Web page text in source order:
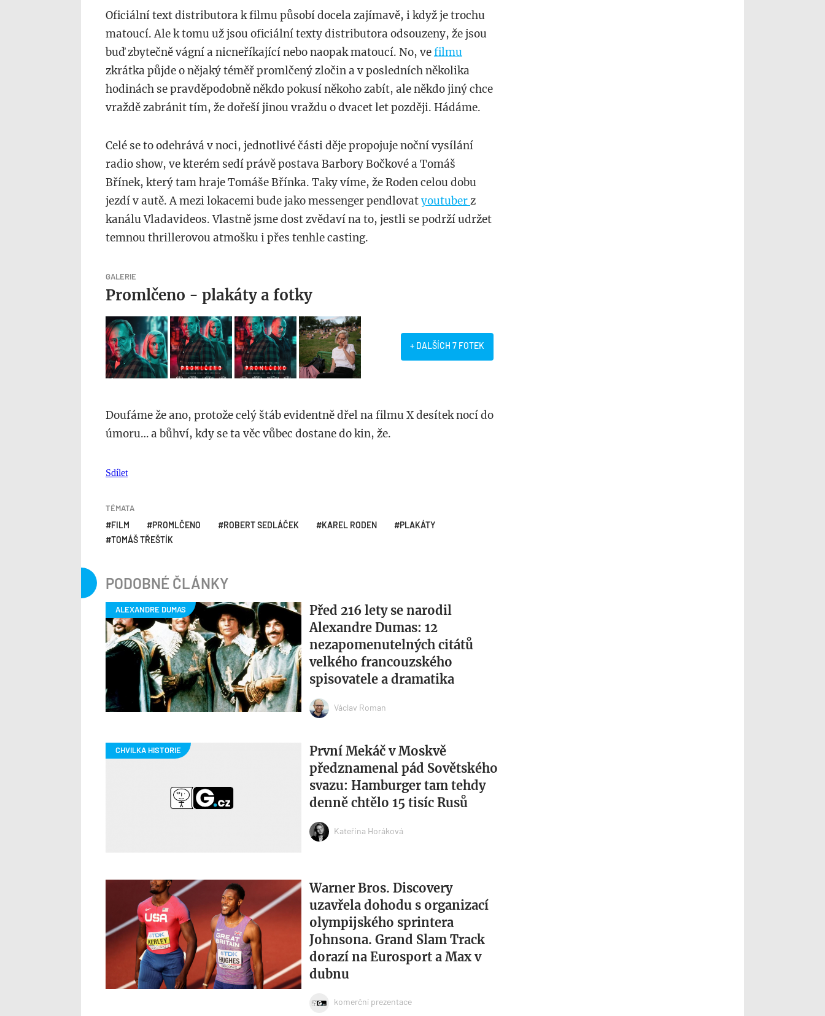
Oficiální text distributora k filmu působí docela zajímavě, i když je trochu
matoucí. Ale k tomu už jsou oficiální texty distributora odsouzeny, že jsou
buď zbytečně vágní a nicneříkající nebo naopak matoucí. No, vefilmu
zkrátka půjde o nějaký téměř promlčený zločin a v posledních několika
hodinách se pravděpodobně někdo pokusí někoho zabít, ale někdo jiný chce
vraždě zabránit tím, že dořeší jinou vraždu o dvacet let později. Hádáme.
Celé se to odehrává v noci, jednotlivé části děje propojuje noční vysílání
radio show, ve kterém sedí právě postava Barbory Bočkové a Tomáš
Břínek, který tam hraje Tomáše Břínka. Taky víme, že Roden celou dobu
jezdí v autě. A mezi lokacemi bude jako messenger pendlovatyoutuberz
kanálu Vladavideos. Vlastně jsme dost zvědaví na to, jestli se podrží udržet
temnou thrillerovou atmošku i přes tenhle casting.
GALERIE
Promlčeno - plakáty a fotky
+ DALŠÍCH 7 FOTEK
Doufáme že ano, protože celý štáb evidentně dřel na filmu X desítek nocí do
úmoru… a bůhví, kdy se ta věc vůbec dostane do kin, že.
Sdílet
TÉMATA
FILM PROMLČENO ROBERT SEDLÁČEK KAREL RODEN
PLAKÁTY
TOMÁŠ TŘEŠTÍK
PODOBNÉ ČLÁNKY
Před 216 lety se narodil
Alexandre Dumas: 12
nezapomenutelných citátů
velkého francouzského
spisovatele a dramatika
Václav Roman
První Mekáč v Moskvě
předznamenal pád Sovětského
svazu: Hamburger tam tehdy
denně chtělo 15 tisíc Rusů
Kateřina Horáková
Warner Bros. Discovery
uzavřela dohodu s organizací
olympijského sprintera
Johnsona. Grand Slam Track
dorazí na Eurosport a Max v
dubnu
komerční prezentace